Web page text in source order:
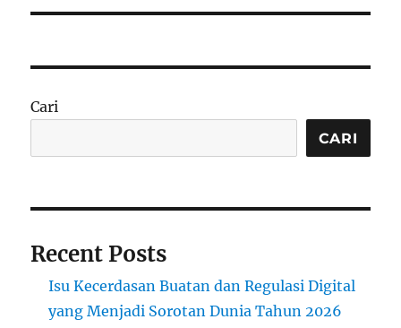
Cari
CARI
Recent Posts
Isu Kecerdasan Buatan dan Regulasi Digital
yang Menjadi Sorotan Dunia Tahun 2026